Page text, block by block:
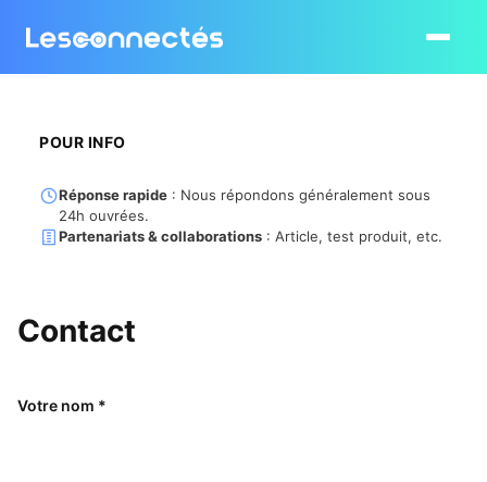
Ouvrir le
Contact
Votre nom *
POUR INFO
Réponse rapide : Nous répondons généralement sous
24h ouvrées.
Partenariats & collaborations : Article, test produit, etc.